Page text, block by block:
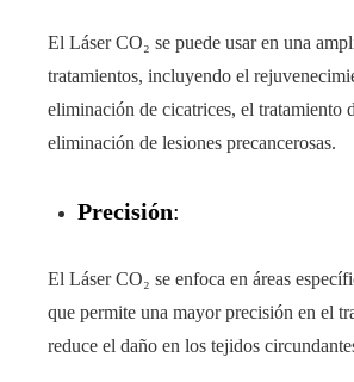
El Láser CO₂ se puede usar en una
tratamientos, incluyendo el
eliminación de cicatrices, el tratamiento
eliminación de lesiones precancerosas.
Precisión:
El Láser CO₂ se enfoca en áreas
que permite una mayor precisión en el
reduce el daño en los tejidos